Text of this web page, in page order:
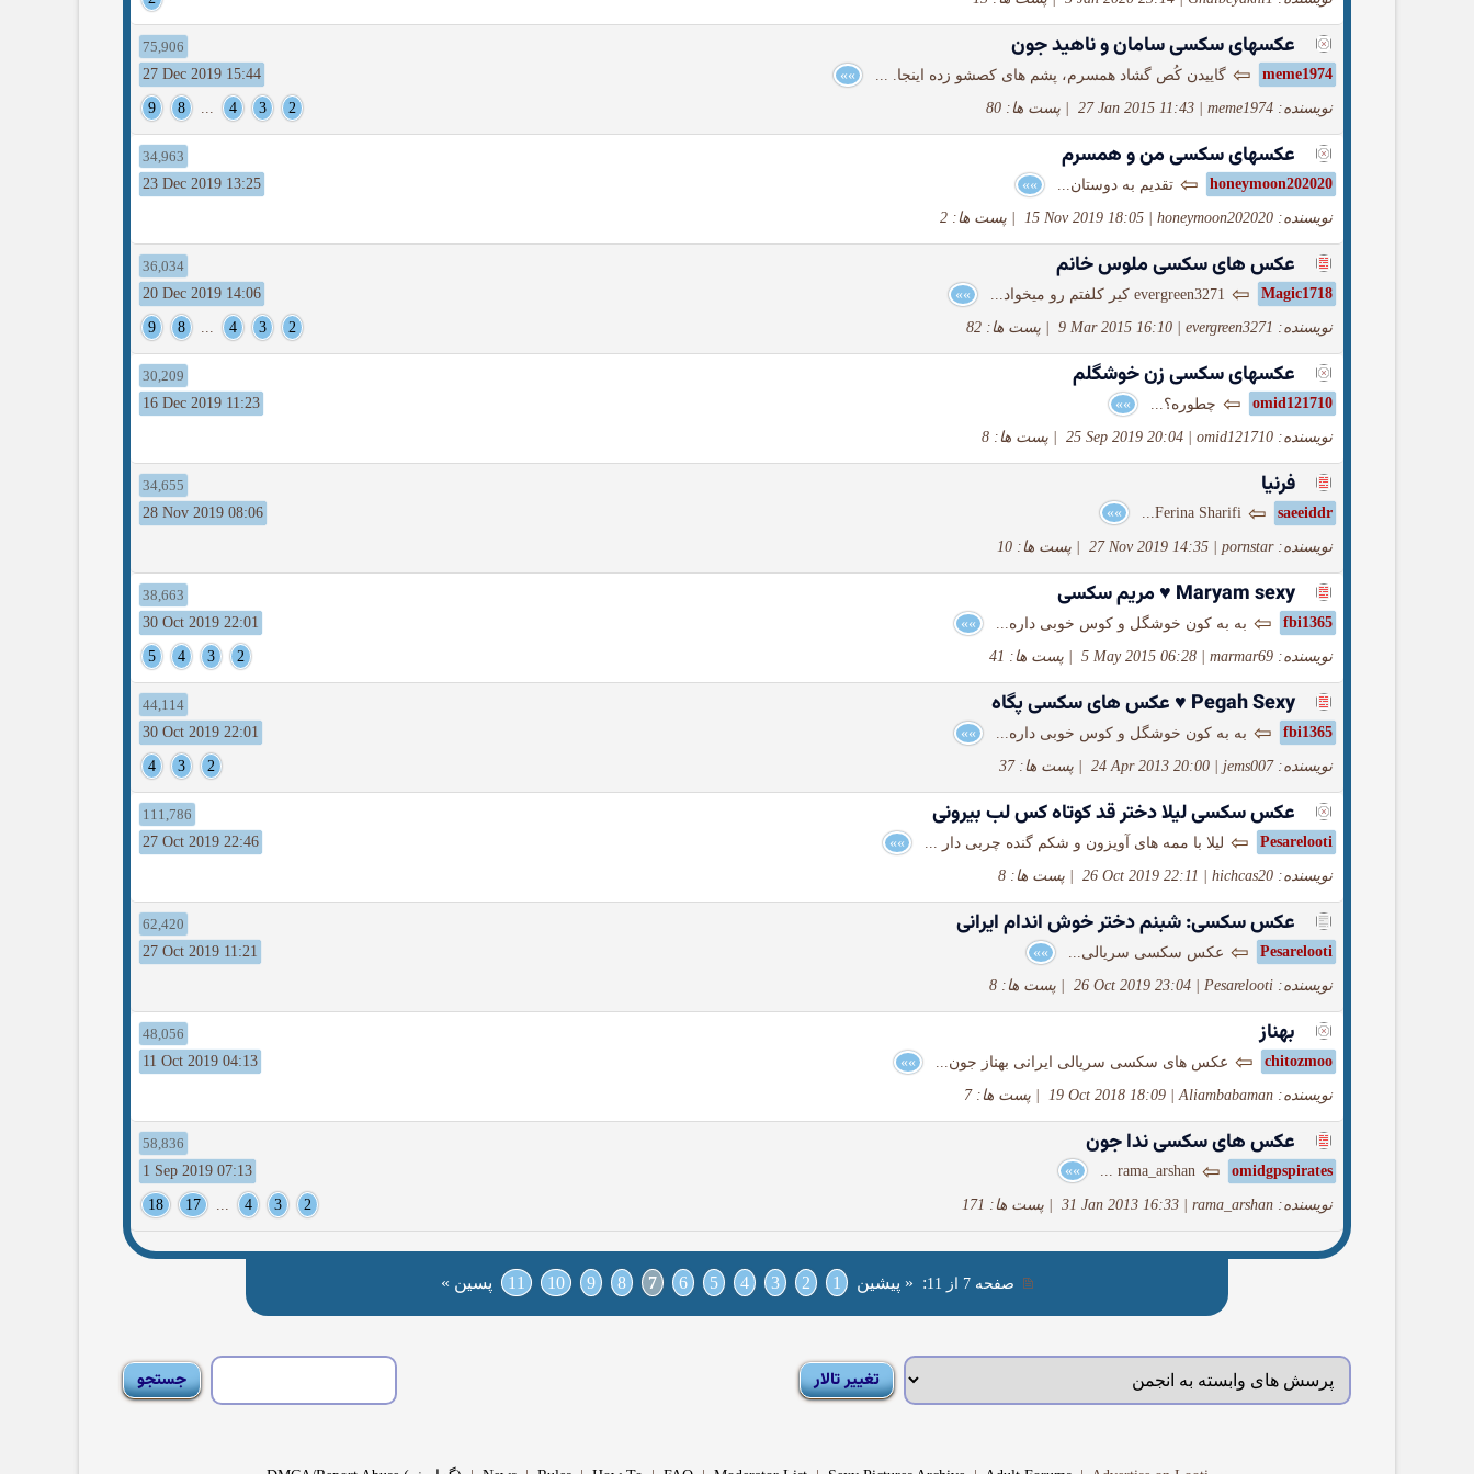
عکسهای سکسی سامان و ناهید جون
75,906
meme1974
⇦ گاییدن کُص گشاد همسرم، پشم های کصشو زده اینجا. ... »»
27 Dec 2019 15:44
نویسنده: meme1974 27 Jan 2015 11:43 پست ها: 80 2
3
4
...
8
9
عکسهای سکسی من و همسرم
34,963
honeymoon202020
⇦ تقدیم به دوستان... »»
23 Dec 2019 13:25
نویسنده: honeymoon202020 15 Nov 2019 18:05 پست ها: 2
عکس های سکسی ملوس خانم
36,034
Magic1718
⇦ evergreen3271 کیر کلفتم رو میخواد... »»
20 Dec 2019 14:06
نویسنده: evergreen3271 9 Mar 2015 16:10 پست ها: 82 2
3
4
...
8
9
عکسهای سکسی زن خوشگلم
30,209
omid121710
⇦ چطوره؟... »»
16 Dec 2019 11:23
نویسنده: omid121710 25 Sep 2019 20:04 پست ها: 8
فرنیا
34,655
saeeiddr
⇦
Ferina Sharifi...
»»
28 Nov 2019 08:06
نویسنده: pornstar 27 Nov 2019 14:35 پست ها: 10
Maryam sexy ♥ مریم سکسی
38,663
fbi1365
⇦ به به کون خوشگل و کوس خوبی داره... »»
30 Oct 2019 22:01
نویسنده: marmar69 5 May 2015 06:28 پست ها: 41 2
3
4
5
Pegah Sexy ♥ عکس های سکسی پگاه
44,114
fbi1365
⇦ به به کون خوشگل و کوس خوبی داره... »»
30 Oct 2019 22:01
نویسنده: jems007 24 Apr 2013 20:00 پست ها: 37 2
3
4
عکس سکسی لیلا دختر قد کوتاه کس لب بیرونی
111,786
Pesarelooti
⇦ لیلا با ممه های آویزون و شکم گنده چربی دار ... »»
27 Oct 2019 22:46
نویسنده: hichcas20 26 Oct 2019 22:11 پست ها: 8
عکس سکسی: شبنم دختر خوش اندام ایرانی
62,420
Pesarelooti
⇦ عکس سکسی سریالی... »»
27 Oct 2019 11:21
نویسنده: Pesarelooti 26 Oct 2019 23:04 پست ها: 8
بهناز
48,056
chitozmoo
⇦ عکس های سکسی سریالی ایرانی بهناز جون... »»
11 Oct 2019 04:13
نویسنده: Aliambabaman 19 Oct 2018 18:09 پست ها: 7
عکس های سکسی ندا جون
58,836
omidgpspirates
⇦
rama_arshan ...
»»
1 Sep 2019 07:13
نویسنده: rama_arshan 31 Jan 2013 16:33 پست ها: 171 2
3
4
...
17
18
صفحه 7 از 11 : « پیشین 1
2
3
4
5
6
7
8
9
10
11 پسین »